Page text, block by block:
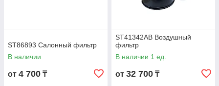
ST86893 Салонный фильтр
В наличии
от 4 700 ₸
ST41342AB Воздушный
фильтр
В наличии 1 ед.
от 32 700 ₸